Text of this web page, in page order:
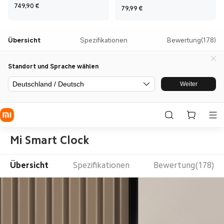
749,90 € Current Price €749,9079,99 €
Übersicht Spezifikationen Bewertung(178)